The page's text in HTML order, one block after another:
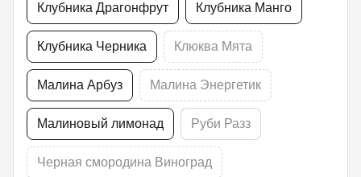
Клубника Драгонфрут Клубника Манго
Клубника Черника Клюква Мята
Малина Арбуз Малина Энергетик
Малиновый лимонад Руби Разз
Черная смородина Виноград